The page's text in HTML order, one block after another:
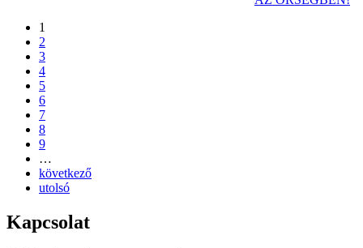
1
2
3
4
5
6
7
8
9
…
következő
utolsó
Kapcsolat